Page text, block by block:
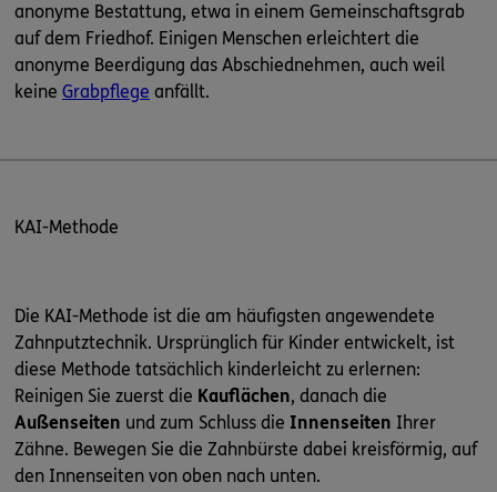
anonyme Bestattung, etwa in einem Gemeinschaftsgrab
auf dem Friedhof. Einigen Menschen erleichtert die
anonyme Beerdigung das Abschiednehmen, auch weil
keine Grabpflege anfällt.
KAI-Methode
Die KAI-Methode ist die am häufigsten angewendete
Zahnputztechnik. Ursprünglich für Kinder entwickelt, ist
diese Methode tatsächlich kinderleicht zu erlernen:
Reinigen Sie zuerst die Kauflächen, danach die
Außenseiten und zum Schluss die Innenseiten Ihrer
Zähne. Bewegen Sie die Zahnbürste dabei kreisförmig, auf
den Innenseiten von oben nach unten.